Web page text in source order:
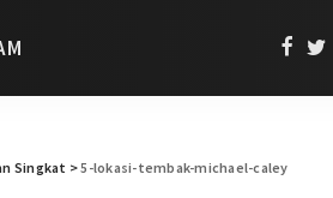
Singkat >5-lokasi-tembak-michael-caley